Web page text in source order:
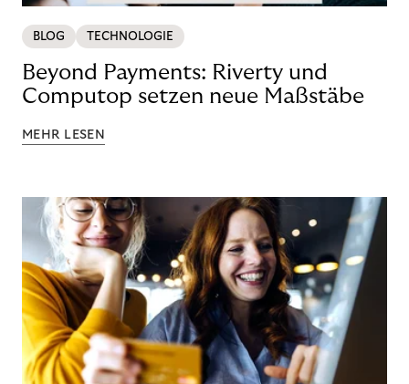
BLOG TECHNOLOGIE
Beyond Payments: Riverty und
Computop setzen neue Maßstäbe
MEHR LESEN